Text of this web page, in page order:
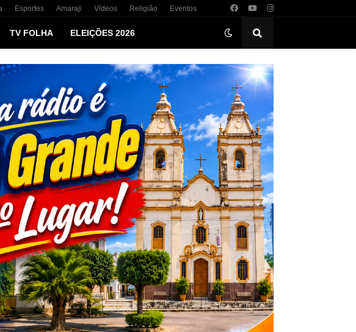
Esportes Amaraji Vídeos Religião Eventos
TV FOLHA ELEIÇÕES 2026